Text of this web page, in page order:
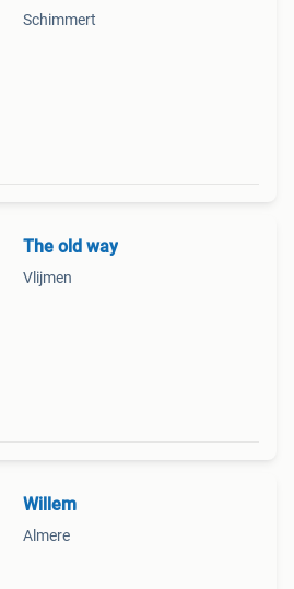
Schimmert
The old way
Vlijmen
Willem
Almere